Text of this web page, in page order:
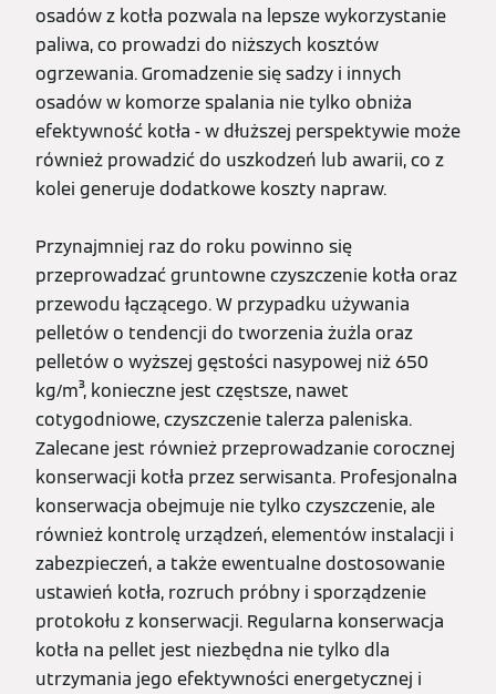
osadów z kotła pozwala na lepsze wykorzystanie
paliwa, co prowadzi do niższych kosztów
ogrzewania. Gromadzenie się sadzy i innych
osadów w komorze spalania nie tylko obniża
efektywność kotła - w dłuższej perspektywie może
również prowadzić do uszkodzeń lub awarii, co z
kolei generuje dodatkowe koszty napraw.
Przynajmniej raz do roku powinno się
przeprowadzać gruntowne czyszczenie kotła oraz
przewodu łączącego. W przypadku używania
pelletów o tendencji do tworzenia żużla oraz
pelletów o wyższej gęstości nasypowej niż 650
kg/m³, konieczne jest częstsze, nawet
cotygodniowe, czyszczenie talerza paleniska.
Zalecane jest również przeprowadzanie corocznej
konserwacji kotła przez serwisanta. Profesjonalna
konserwacja obejmuje nie tylko czyszczenie, ale
również kontrolę urządzeń, elementów instalacji i
zabezpieczeń, a także ewentualne dostosowanie
ustawień kotła, rozruch próbny i sporządzenie
protokołu z konserwacji. Regularna konserwacja
kotła na pellet jest niezbędna nie tylko dla
utrzymania jego efektywności energetycznej i